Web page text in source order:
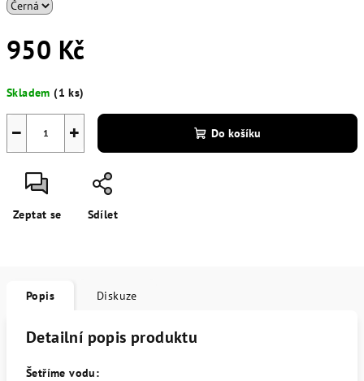
950 Kč
cena:
Skladem(1 ks)
+
− Do košíku
Zeptat se Sdílet
Popis Diskuze
Detailní popis produktu
Šetříme vodu: